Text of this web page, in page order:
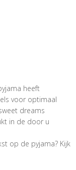
heeft
voor optimaal
dreams
in de door u
op de pyjama? Kijk